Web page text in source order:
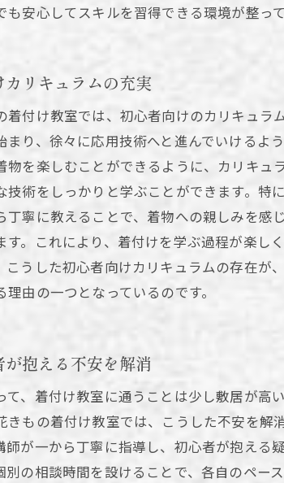
義
身に着けやすくなるのはなぜか？
ポート
の所作との関係とは
けるメリット
ていきましょう
も安心してスキルを習得できる環境が整って
カリキュラムの充実
着付け教室では、初心者向けのカリキュラ
まり、徐々に応用技術へと進んでいけるよ
物を楽しむことができるように、カリキュ
技術をしっかりと学ぶことができます。特
丁寧に教えることで、着物への親しみを感
す。これにより、着付けを学ぶ過程が楽し
こうした初心者向けカリキュラムの存在が
理由の一つとなっているのです。
が抱える不安を解消
て、着付け教室に通うことは少し敷居が高
きもの着付け教室では、こうした不安を解
師が一から丁寧に指導し、初心者が抱える
別の相談時間を設けることで、各自のペー